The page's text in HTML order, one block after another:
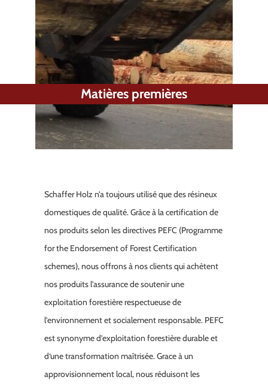
Matières premières
Schaffer Holz n’a toujours utilisé que des résineux
domestiques de qualité. Grâce à la certification de
nos produits selon les directives PEFC (Programme
for the Endorsement of Forest Certification
schemes), nous offrons à nos clients qui achètent
nos produits l’assurance de soutenir une
exploitation forestière respectueuse de
l’environnement et socialement responsable. PEFC
est synonyme d’exploitation forestière durable et
d‘une transformation maîtrisée. Grace à un
approvisionnement local, nous réduisont les